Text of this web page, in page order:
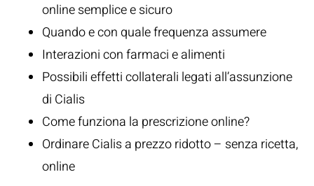
online semplice e sicuro
Quando e con quale frequenza assumere
Interazioni con farmaci e alimenti
Possibili effetti collaterali legati all’assunzione
di Cialis
Come funziona la prescrizione online?
Ordinare Cialis a prezzo ridotto – senza ricetta,
online